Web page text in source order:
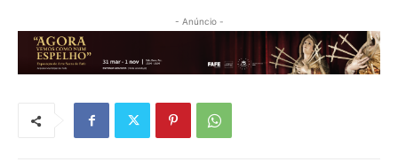
- Anúncio -